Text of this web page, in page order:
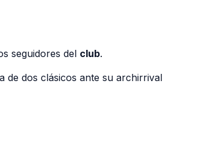
seguidores del club.
de dos clásicos ante su archirrival